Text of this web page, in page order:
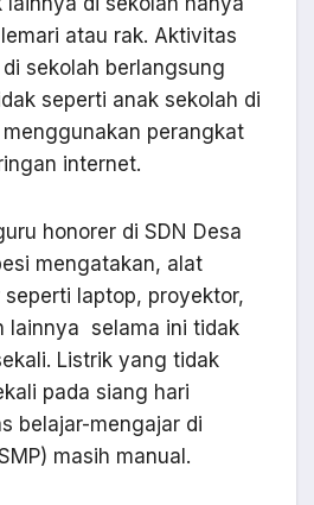
atau rak. Aktivitas
sekolah berlangsung
seperti anak sekolah di
perangkat
internet.
honorer di SDN Desa
mengatakan, alat
laptop, proyektor,
lainnya selama ini tidak
Listrik yang tidak
pada siang hari
belajar-mengajar di
masih manual.